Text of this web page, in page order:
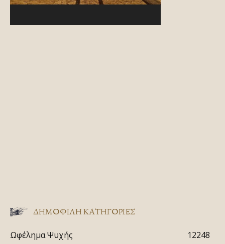
ΔΗΜΟΦΙΛΗ ΚΑΤΗΓΟΡΙΕΣ
Ωφέλημα Ψυχής
12248